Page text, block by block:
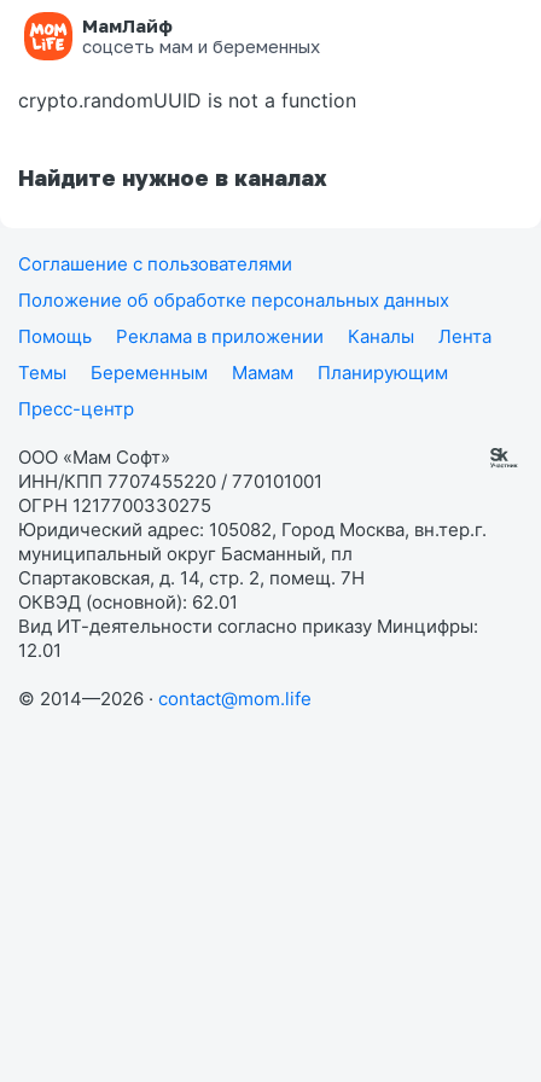
МамЛайф
соцсеть мам и беременных
Ошибка на странице
crypto.randomUUID is not a function
Найдите нужное в каналах
Соглашение с пользователями
Положение об обработке персональных данных
Помощь
Реклама в приложении Каналы
Лента
Темы
Беременным Мамам
Планирующим
Пресс-центр
ООО «Мам Софт»
ИНН/КПП 7707455220 / 770101001
ОГРН 1217700330275
Юридический адрес: 105082, Город Москва, вн.тер.г.
муниципальный округ Басманный, пл
Спартаковская, д. 14, стр. 2, помещ. 7Н
ОКВЭД (основной): 62.01
Вид ИТ-деятельности согласно приказу Минцифры:
12.01
© 2014—2026 · contact@mom.life